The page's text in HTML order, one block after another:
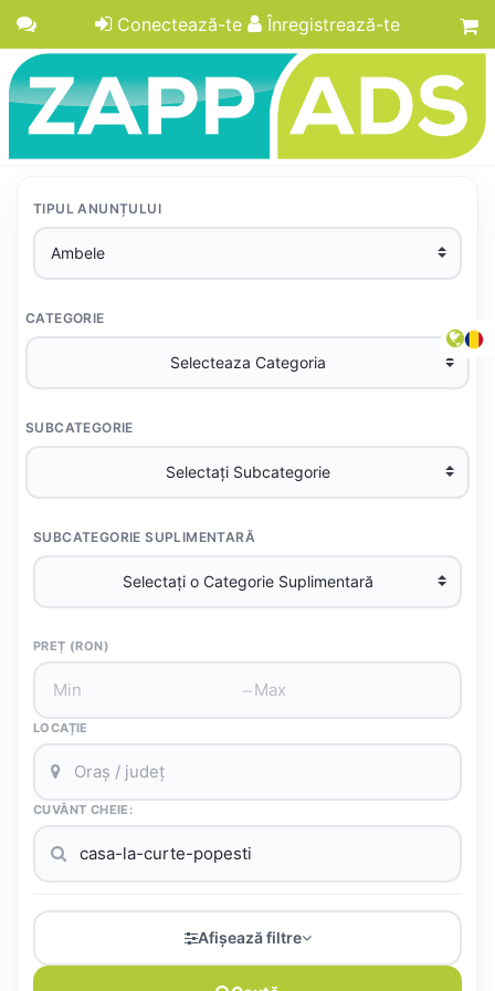
Conectează-te Înregistrează-te
TIPUL ANUNȚULUI
CATEGORIE
SUBCATEGORIE
SUBCATEGORIE SUPLIMENTARĂ
PREȚ (RON)
–
LOCAȚIE
CUVÂNT CHEIE:
Afișează filtre